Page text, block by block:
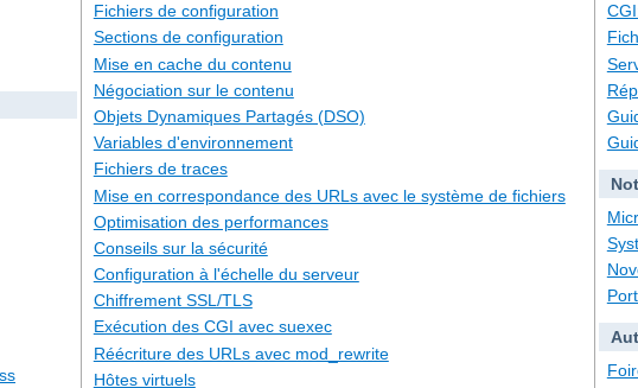
Fichiers de configuration
Sections de configuration
Mise en cache du contenu
Négociation sur le contenu
Objets Dynamiques Partagés (DSO)
Variables d'environnement
Fichiers de traces
Mise en correspondance des URLs avec le système de fichiers
Optimisation des performances
Conseils sur la sécurité
Configuration à l'échelle du serveur
Chiffrement SSL/TLS
Exécution des CGI avec suexec
Réécriture des URLs avec mod_rewrite
Hôtes virtuels